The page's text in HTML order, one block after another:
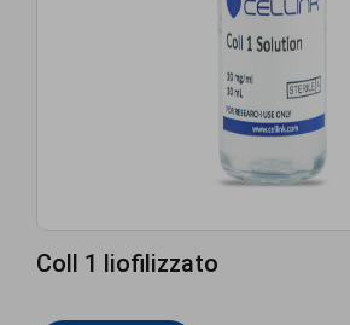
Coll 1 liofilizzato